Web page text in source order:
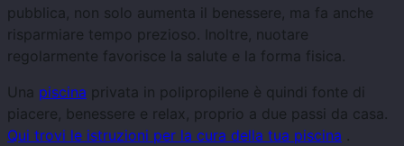
pubblica, non solo aumenta il benessere, ma fa anche
risparmiare tempo prezioso. Inoltre, nuotare
regolarmente favorisce la salute e la forma fisica.
Una piscina privata in polipropilene è quindi fonte di
piacere, benessere e relax, proprio a due passi da casa.
Qui trovi le istruzioni per la cura della tua piscina .